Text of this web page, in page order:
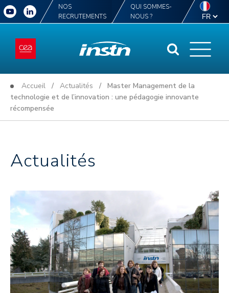
NOS
RECRUTEMENTS
QUI SOMMES-
NOUS ?
Accueil / Actualités / Master Management de la
technologie et de l’innovation : une pédagogie innovante
récompensée
Actualités